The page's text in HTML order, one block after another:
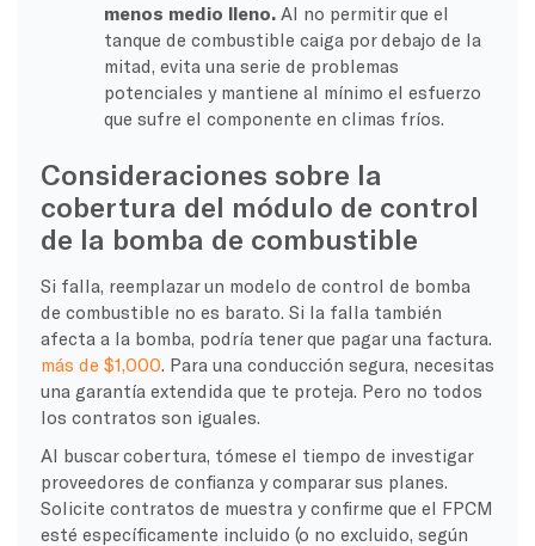
menos medio lleno. Al no permitir que el
tanque de combustible caiga por debajo de la
mitad, evita una serie de problemas
potenciales y mantiene al mínimo el esfuerzo
que sufre el componente en climas fríos.
Consideraciones sobre la
cobertura del módulo de control
de la bomba de combustible
Si falla, reemplazar un modelo de control de bomba
de combustible no es barato. Si la falla también
afecta a la bomba, podría tener que pagar una factura.
más de $1,000 . Para una conducción segura, necesitas
una garantía extendida que te proteja. Pero no todos
los contratos son iguales.
Al buscar cobertura, tómese el tiempo de investigar
proveedores de confianza y comparar sus planes.
Solicite contratos de muestra y confirme que el FPCM
esté específicamente incluido (o no excluido, según